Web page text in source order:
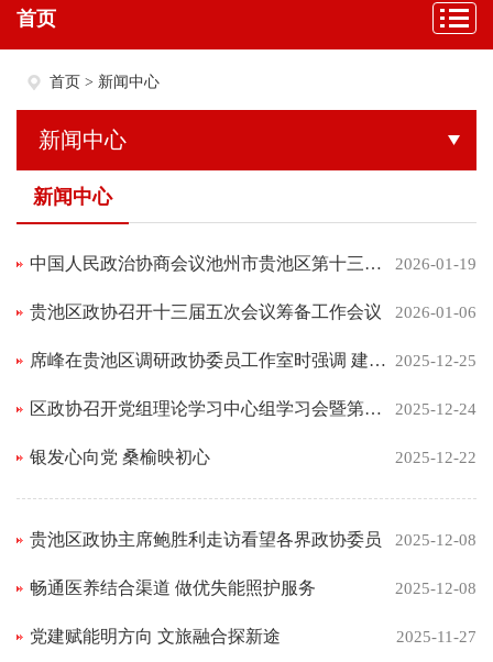
首页
首页 > 新闻中心
新闻中心
新闻中心
2026-01-19
中国人民政治协商会议池州市贵池区第十三届委员会常务委员会 公告
2026-01-06
贵池区政协召开十三届五次会议筹备工作会议
2025-12-25
席峰在贵池区调研政协委员工作室时强调 建立健全规范化运行机制 以“微协商”“微监督”延伸履职触角
2025-12-24
区政协召开党组理论学习中心组学习会暨第三十九次主席会议
2025-12-22
银发心向党 桑榆映初心
2025-12-08
贵池区政协主席鲍胜利走访看望各界政协委员
2025-12-08
畅通医养结合渠道 做优失能照护服务
2025-11-27
党建赋能明方向 文旅融合探新途